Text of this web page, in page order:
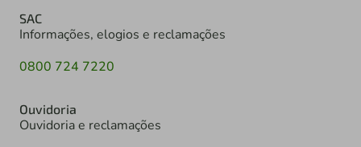
SAC
Informações, elogios e reclamações
0800 724 7220
Ouvidoria
Ouvidoria e reclamações